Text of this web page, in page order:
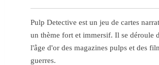
Pulp Detective est un jeu de cartes
un thème fort et immersif. Il se déroule
l'âge d'or des magazines pulps et des
guerres.